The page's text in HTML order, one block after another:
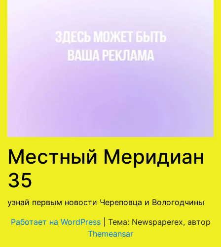
Местный Меридиан
35
узнай первым новости Череповца и Вологодчины
Работает на WordPress
Тема: Newspaperex, автор
Themeansar